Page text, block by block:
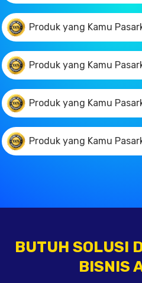
Produk yang Kamu
Produk yang Kamu
Produk yang Kamu
Produk yang Kamu
BUTUH SOLUSI
BISNIS